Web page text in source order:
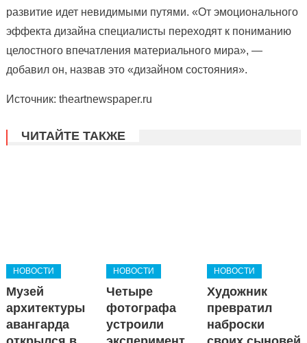
развитие идет невидимыми путями. «От эмоционального
эффекта дизайна специалисты переходят к пониманию
целостного впечатления материального мира», —
добавил он, назвав это «дизайном состояния».
Источник: theartnewspaper.ru
ЧИТАЙТЕ ТАКЖЕ
НОВОСТИ
Музей
архитектуры
авангарда
НОВОСТИ
Четыре
фотографа
устроили
НОВОСТИ
Художник
превратил
наброски